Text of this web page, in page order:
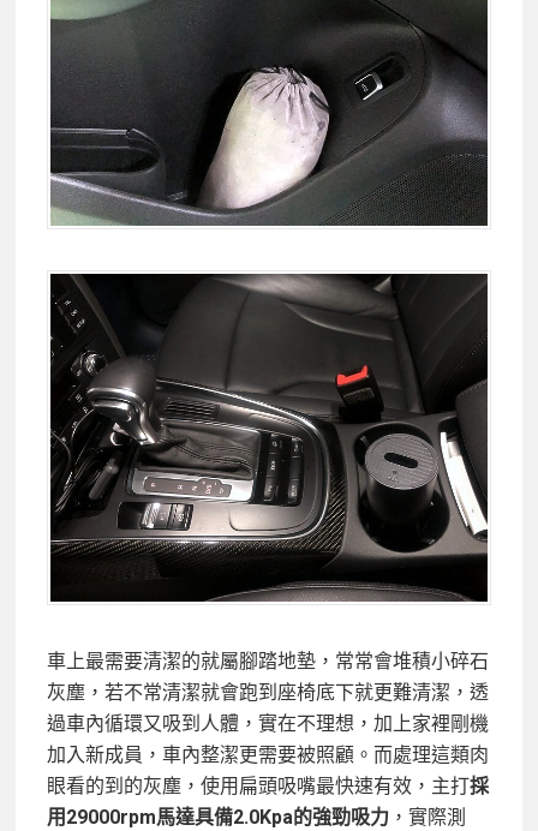
車上最需要清潔的就屬腳踏地墊，常常會堆積小碎石
灰塵，若不常清潔就會跑到座椅底下就更難清潔，透
過車內循環又吸到人體，實在不理想，加上家裡剛機
加入新成員，車內整潔更需要被照顧。而處理這類肉
眼看的到的灰塵，使用扁頭吸嘴最快速有效，主打採
用29000rpm馬達具備2.0Kpa的強勁吸力 ，實際測